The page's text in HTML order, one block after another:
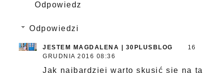
Odpowiedz
Odpowiedzi
JESTEM MAGDALENA | 30PLUSBLOG
16
GRUDNIA 2016 08:36
Jak najbardziej warto skusić się na tą